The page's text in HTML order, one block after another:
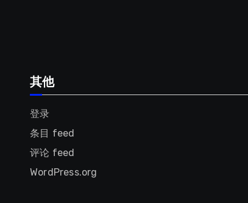
其他
登录
条目 feed
评论 feed
WordPress.org